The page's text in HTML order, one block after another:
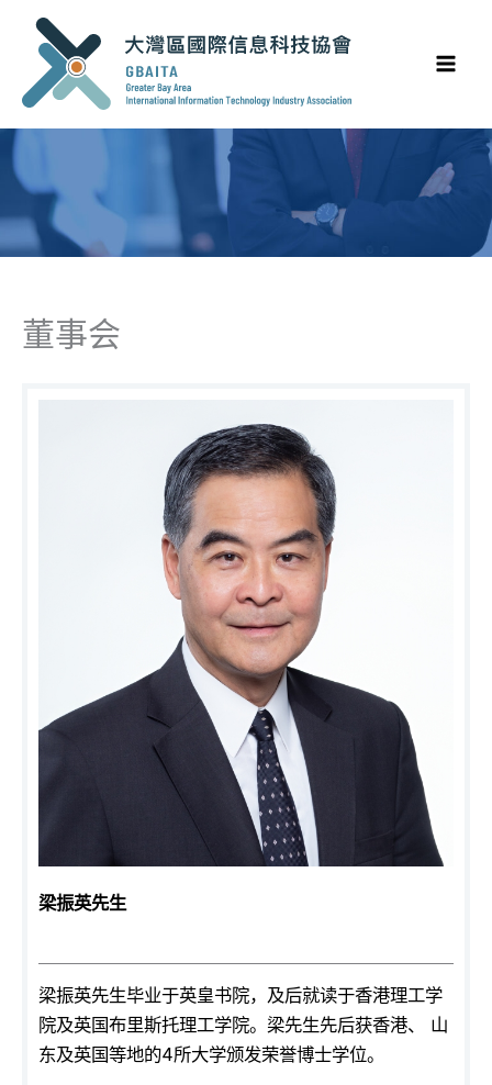
董事会
梁振英先生
梁振英先生毕业于英皇书院，及后就读于香港理工学
院及英国布里斯托理工学院。梁先生先后获香港、 山
东及英国等地的4所大学颁发荣誉博士学位。